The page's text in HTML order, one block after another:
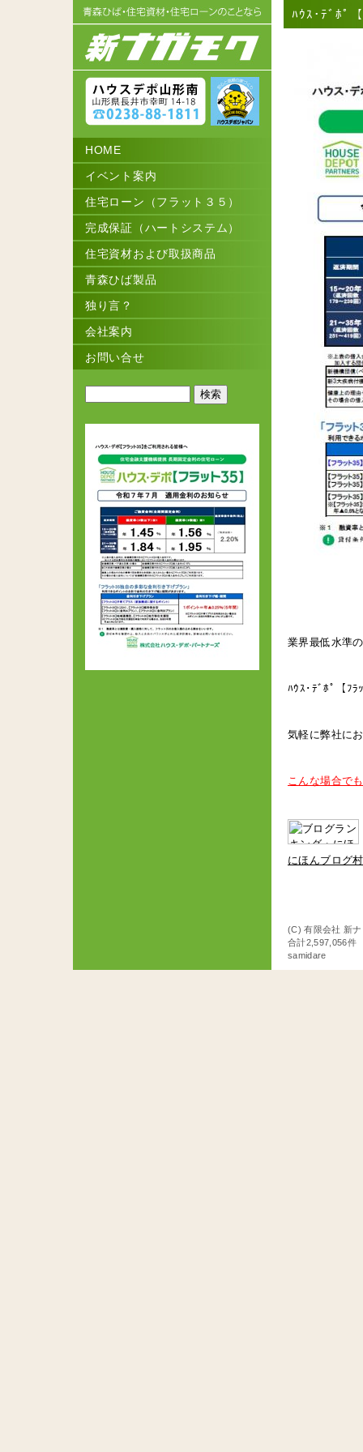
HOME
イベント案内
住宅ローン（フラット３５）
完成保証（ハートシステム）
住宅資材および取扱商品
青森ひば製品
独り言？
会社案内
お問い合せ
ﾊｳｽ･ﾃﾞﾎﾟ
業界最低水準
ﾊｳｽ･ﾃﾞﾎﾟ【ﾌﾗ
気軽に弊社に
こんな場合で
にほんブログ村
(C) 有限会社 新
合計2,597,056
samidare